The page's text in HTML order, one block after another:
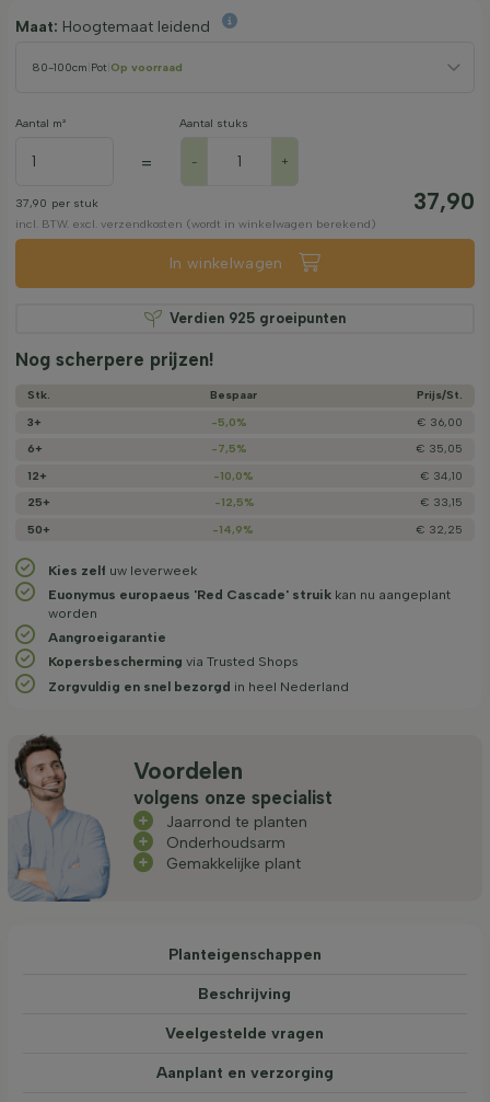
Maat: Hoogtemaat leidend
80-100cm Pot Op voorraad
Aantal m²
=
Aantal stuks
- +
37,90 per stuk 37,90
incl. BTW. excl. verzendkosten (wordt in winkelwagen berekend)
In winkelwagen
Verdien 925groeipunten
Nog scherpere prijzen!
Stk. Bespaar
Prijs/­St.
3+
-5,0%
€ 36,00
6+
-7,5%
€ 35,05
12+
-10,0%
€ 34,10
25+
-12,5%
€ 33,15
50+
-14,9% € 32,25
Kies zelf uw leverweek
Euonymus europaeus 'Red Cascade' struik kan nu aangeplant
worden
Aangroeigarantie
Kopersbescherming via Trusted Shops
Zorgvuldig en snel bezorgd in heel Nederland
Voordelen
volgens onze specialist
Jaarrond te planten
Onderhoudsarm
Gemakkelijke plant
Planteigenschappen
Beschrijving
Veelgestelde vragen
Aanplant en verzorging